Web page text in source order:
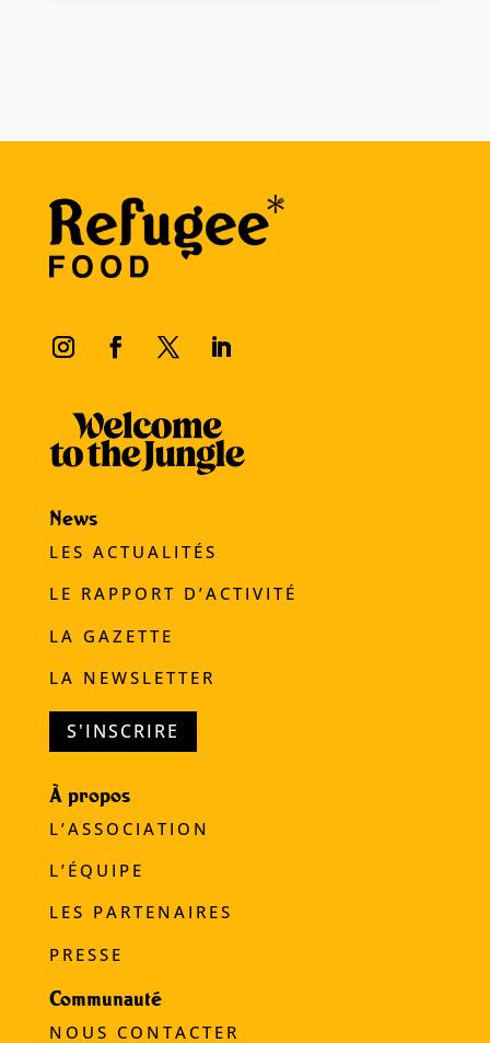
News
LES ACTUALITÉS
LE RAPPORT D’ACTIVITÉ
LA GAZETTE
LA NEWSLETTER
S'INSCRIRE
À propos
L’ASSOCIATION
L’ÉQUIPE
LES PARTENAIRES
PRESSE
Communauté
NOUS CONTACTER